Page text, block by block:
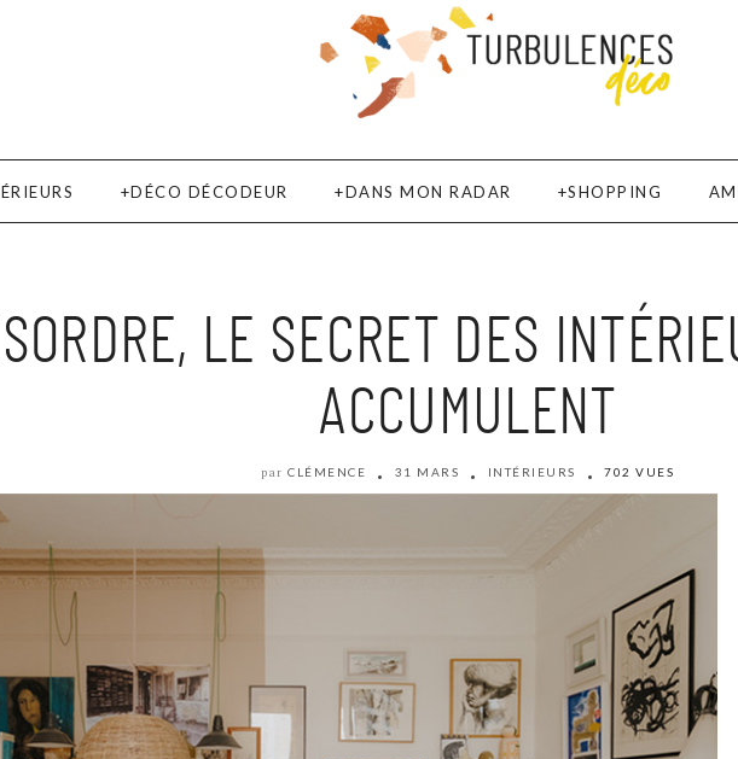
DÉCO DÉCODEUR DANS MON RADAR SHOPPING
LE SECRET DES
ACCUMULENT
par CLÉMENCE 31 MARS INTÉRIEURS 702 VUES